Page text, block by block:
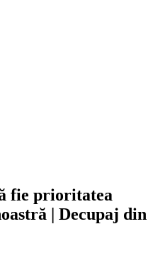
fie prioritatea
| Decupaj din